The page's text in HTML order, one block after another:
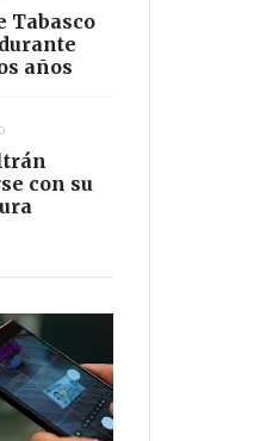
Tabasco
años
con su